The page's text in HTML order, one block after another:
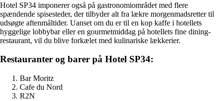
Hotel SP34 imponerer også på gastronomiområdet med flere
spændende spisesteder, der tilbyder alt fra lækre morgenmadsretter til
udsøgte aftenmåltider. Uanset om du er til en kop kaffe i hotellets
hyggelige lobbybar eller en gourmetmiddag på hotellets fine dining-
restaurant, vil du blive forkælet med kulinariske lækkerier.
Restauranter og barer på Hotel SP34:
Bar Moritz
Cafe du Nord
R2N